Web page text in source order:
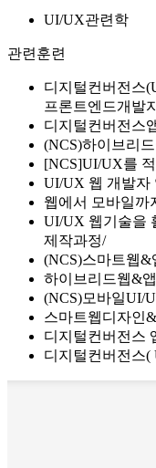
UI/UX관련학
관련훈련
디지털컨버전스
프론트엔드개발
디지털컨버전스
(NCS)하이브리
[NCS]UI/UX를
UI/UX 웹 개발자
웹에서 모바일까
UI/UX 웹기술을
제작과정
(NCS)스마트웹&
하이브리드웹&
(NCS)모바일UI/
스마트웹디자인
디지털컨버전스
디지털컨버전스